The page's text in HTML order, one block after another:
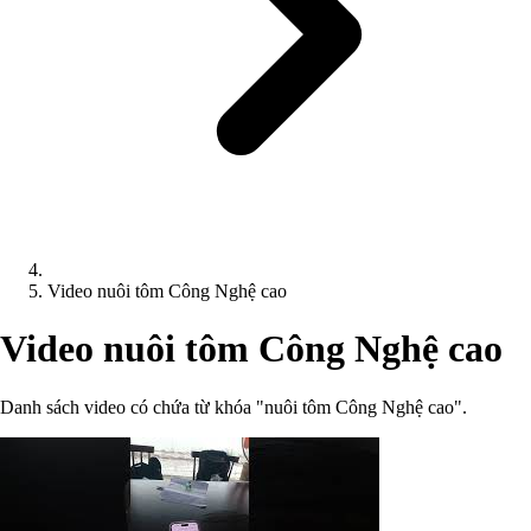
Video nuôi tôm Công Nghệ cao
Video nuôi tôm Công Nghệ cao
Danh sách video có chứa từ khóa "nuôi tôm Công Nghệ cao".